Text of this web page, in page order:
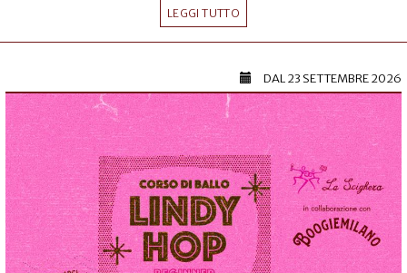
LEGGI TUTTO
DAL23 SETTEMBRE 2026